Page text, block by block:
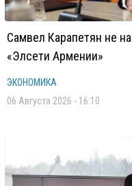
Самвел Карапетян не
«Элсети Армении»
ЭКОНОМИКА
06 Августа 2026 - 16:10